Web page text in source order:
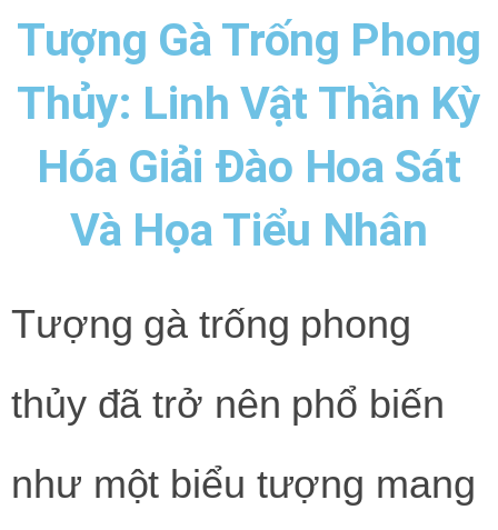
Tượng Gà Trống Phong
Thủy: Linh Vật Thần Kỳ
Hóa Giải Đào Hoa Sát
Và Họa Tiểu Nhân
Tượng gà trống phong
thủy đã trở nên phổ biến
như một biểu tượng mang